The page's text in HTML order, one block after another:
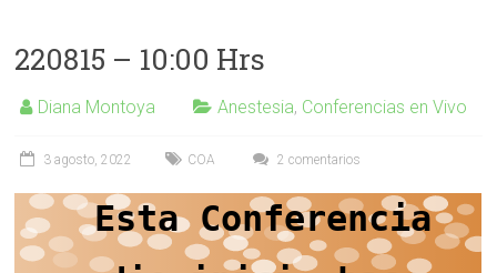
220815 – 10:00 Hrs
Diana Montoya Anestesia, Conferencias en Vivo
3 agosto, 2022 COA 2 comentarios